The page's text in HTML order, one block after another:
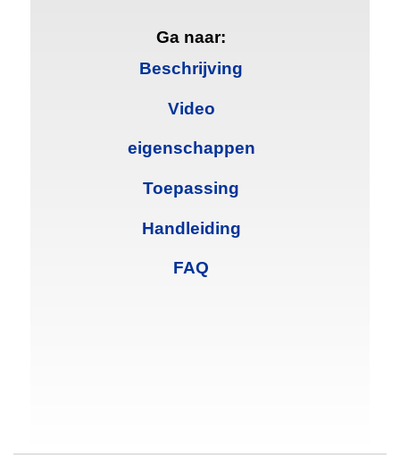
Ga naar:
Beschrijving
Video
eigenschappen
Toepassing
Handleiding
FAQ